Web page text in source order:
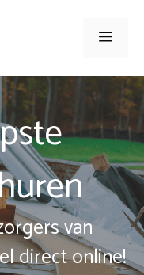
Menu
van
direct online!